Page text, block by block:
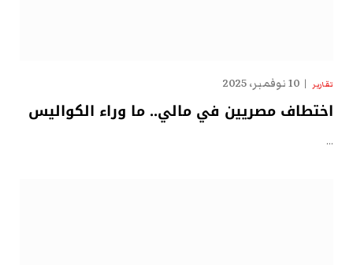
تقارير 10 نوفمبر، 2025
اختطاف مصريين في مالي.. ما وراء الكواليس
…